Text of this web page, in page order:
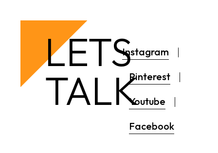
LETS
TALK
Instagram
Pinterest
Youtube
Facebook